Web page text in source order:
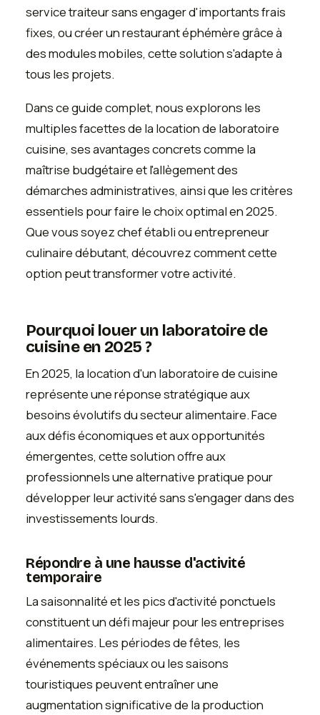
service traiteur sans engager d'importants frais
fixes, ou créer un restaurant éphémère grâce à
des modules mobiles, cette solution s'adapte à
tous les projets.
Dans ce guide complet, nous explorons les
multiples facettes de la location de laboratoire
cuisine, ses avantages concrets comme la
maîtrise budgétaire et l'allègement des
démarches administratives, ainsi que les critères
essentiels pour faire le choix optimal en 2025.
Que vous soyez chef établi ou entrepreneur
culinaire débutant, découvrez comment cette
option peut transformer votre activité.
Pourquoi louer un laboratoire de
cuisine en 2025 ?
En 2025, la location d'un laboratoire de cuisine
représente une réponse stratégique aux
besoins évolutifs du secteur alimentaire. Face
aux défis économiques et aux opportunités
émergentes, cette solution offre aux
professionnels une alternative pratique pour
développer leur activité sans s'engager dans des
investissements lourds.
Répondre à une hausse d'activité
temporaire
La saisonnalité et les pics d'activité ponctuels
constituent un défi majeur pour les entreprises
alimentaires. Les périodes de fêtes, les
événements spéciaux ou les saisons
touristiques peuvent entraîner une
augmentation significative de la production